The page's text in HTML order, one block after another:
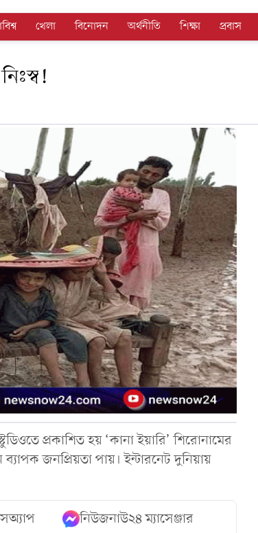
খেলা বিনোদন অর্থনীতি শিক্ষা প্রবাস
প্রকাশিত হয় ‘কানা ইয়ারি’ শিরোনামের
জনপ্রিয়তা পায়। ইন্টারনেট দুনিয়ায়
নিউজনাউ২৪ ম্যাসেঞ্জার